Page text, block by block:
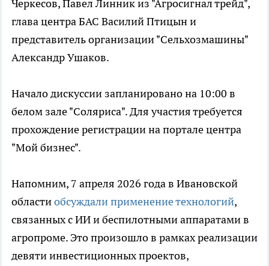
Черкесов, Павел Линник из "Агросигнал трейд",
глава центра БАС Василий Птицын и
представитель организации "Сельхозмашины"
Александр Ушаков.
Начало дискуссии запланировано на 10:00 в
белом зале "Соляриса". Для участия требуется
прохождение регистрации на портале центра
"Мой бизнес".
Напомним, 7 апреля 2026 года в Ивановской
областиобсуждали применение технологий,
связанных с ИИ и беспилотными аппаратами в
агропроме. Это произошло в рамках реализации
девяти инвестиционных проектов,